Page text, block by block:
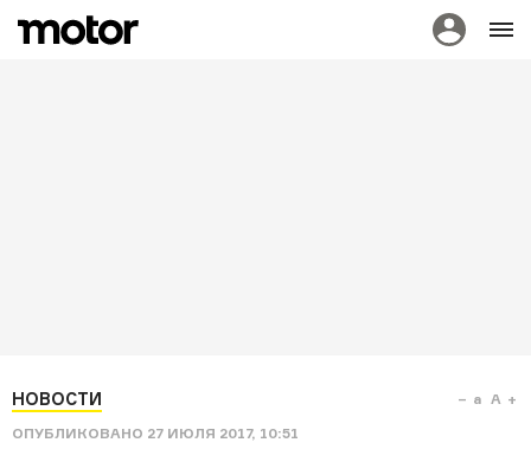
НОВОСТИ
ОПУБЛИКОВАНО 27 ИЮЛЯ 2017, 10:51
a A